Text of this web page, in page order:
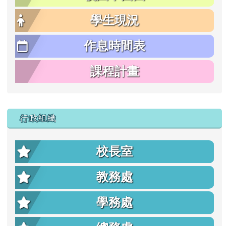
學生現況
作息時間表
課程計畫
行政組織
校長室
教務處
學務處